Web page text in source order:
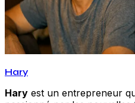
Hary
Hary est un entrepreneur